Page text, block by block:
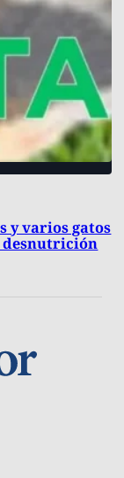
y varios gatos
desnutrición